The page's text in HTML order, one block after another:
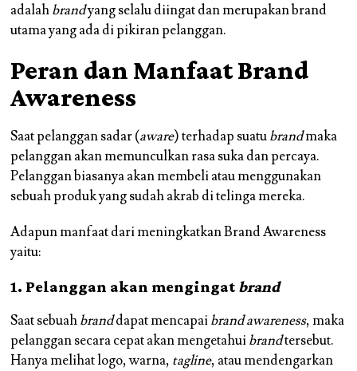
adalahbrandyang selalu diingat dan merupakan brand
utama yang ada di pikiran pelanggan.
Peran dan Manfaat Brand
Awareness
Saat pelanggan sadar (aware) terhadap suatubrandmaka
pelanggan akan memunculkan rasa suka dan percaya.
Pelanggan biasanya akan membeli atau menggunakan
sebuah produk yang sudah akrab di telinga mereka.
Adapun manfaat dari meningkatkan Brand Awareness
yaitu:
1. Pelanggan akan mengingat brand
Saat sebuahbranddapat mencapaibrand awareness, maka
pelanggan secara cepat akan mengetahuibrandtersebut.
Hanya melihat logo, warna, tagline, atau mendengarkan